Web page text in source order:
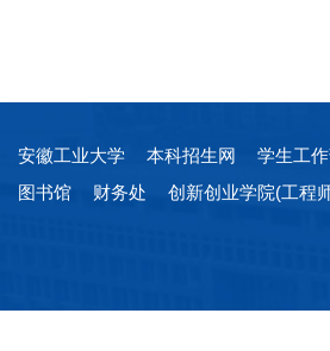
安徽工业大学 本科招生网 学生工作
图书馆
财务处 创新创业学院(工程